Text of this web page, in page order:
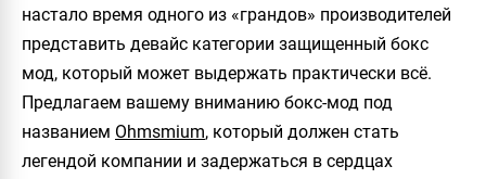
настало время одного из «грандов» производителей
представить девайс категории защищенный бокс
мод, который может выдержать практически всё.
Предлагаем вашему вниманию бокс-мод под
названием Ohmsmium, который должен стать
легендой компании и задержаться в сердцах